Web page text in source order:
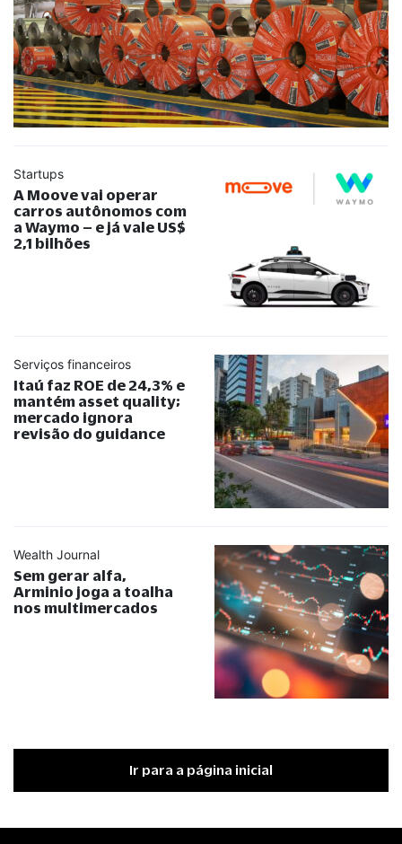
Startups
A Moove vai operar
carros autônomos com
a Waymo – e já vale US$
2,1 bilhões
Serviços financeiros
Itaú faz ROE de 24,3% e
mantém asset quality;
mercado ignora
revisão do guidance
Wealth Journal
Sem gerar alfa,
Arminio joga a toalha
nos multimercados
Ir para a página inicial